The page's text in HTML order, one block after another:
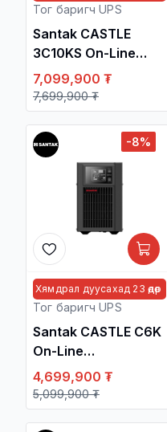
Тог баригч UPS
Santak CASTLE
3C10KS On-Line
10KVA/9KW Tower
3-phase UPS /No
battery/ / Тог Баригч
тогтворжуулагч /
7,099,900 ₮
7,699,900 ₮
-8%
Хямдрал дуусахад 23 өдөр
Тог баригч UPS
Santak CASTLE C6K
On-Line
6KVA/5.4KW Tower
UPS / Тог Баригч
тогтворжуулагч /
4,699,900 ₮
5,099,900 ₮